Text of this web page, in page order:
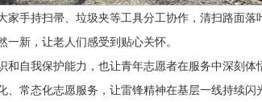
手持扫帚、垃圾夹等工具分工协作，清扫路面
新，让老人们感受到贴心关怀。
和自我保护能力，也让青年志愿者在服务中深刻
常态化志愿服务，让雷锋精神在基层一线持续闪